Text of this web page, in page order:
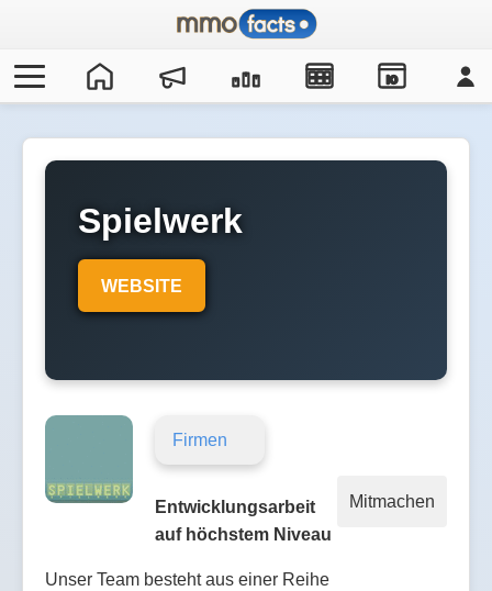
IO
Spielwerk
WEBSITE
Firmen
Mitmachen
Entwicklungsarbeit
auf höchstem Niveau
Unser Team besteht aus einer Reihe